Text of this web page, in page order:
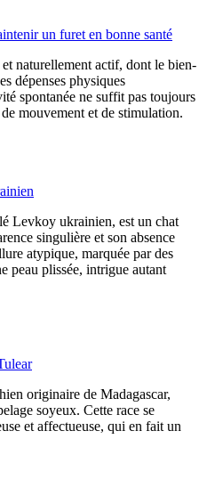
un furet en bonne santé
naturellement actif, dont le bien-
dépenses physiques
spontanée ne suffit pas toujours
mouvement et de stimulation.
Levkoy ukrainien, est un chat
singulière et son absence
atypique, marquée par des
peau plissée, intrigue autant
originaire de Madagascar,
soyeux. Cette race se
et affectueuse, qui en fait un